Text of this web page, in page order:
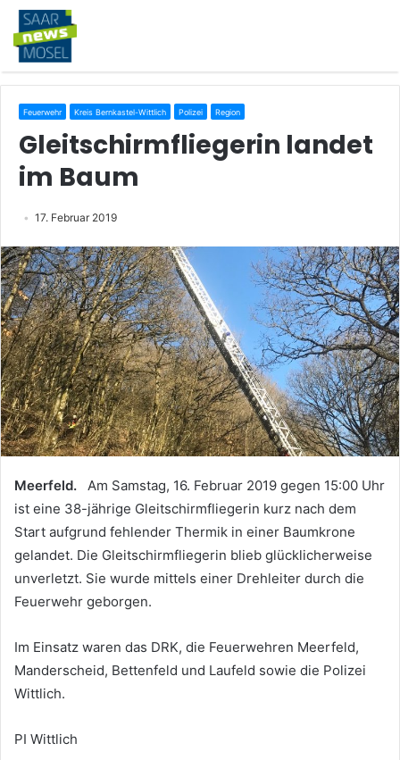
Feuerwehr Kreis Bernkastel-Wittlich Polizei Region
Gleitschirmfliegerin landet
im Baum
17. Februar 2019
Meerfeld. Am Samstag, 16. Februar 2019 gegen 15:00 Uhr
ist eine 38-jährige Gleitschirmfliegerin kurz nach dem
Start aufgrund fehlender Thermik in einer Baumkrone
gelandet. Die Gleitschirmfliegerin blieb glücklicherweise
unverletzt. Sie wurde mittels einer Drehleiter durch die
Feuerwehr geborgen.
Im Einsatz waren das DRK, die Feuerwehren Meerfeld,
Manderscheid, Bettenfeld und Laufeld sowie die Polizei
Wittlich.
PI Wittlich